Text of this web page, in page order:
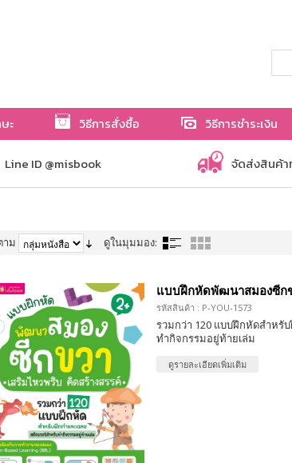
ะ วิธีการสั่งซื้อ วิธีการชำระเงิน
Line ID @misbook จัดส่งสินค้า
าม ดูในมุมมอง:
แบบฝึกหัดพัฒนาสมองซีก
รหัสสินค้า : P-YOU-1573
รวมกว่า 120 แบบฝึกหัดสำหรั
ทำกิจกรรมอยู่ท้ายเล่ม
ดูรายละเอียดเพิ่มเติม